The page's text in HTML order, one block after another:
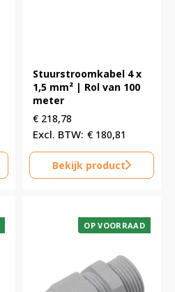
Stuurstroomkabel 4 x
1,5 mm² | Rol van 100
meter
€ 218,78
€ 180,81
Bekijk product
OP VOORRAAD